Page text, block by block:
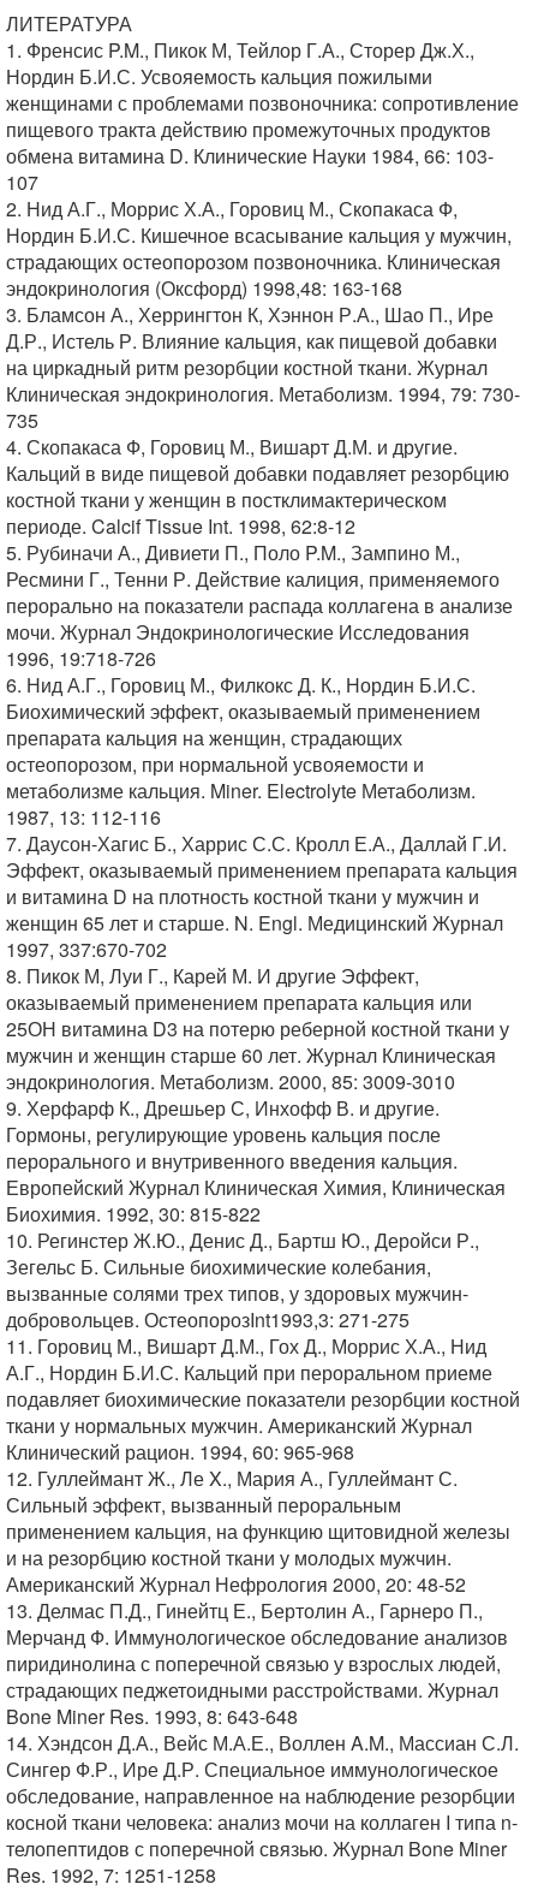
ЛИТЕРАТУРА
1. Френсис P.M., Пикок М, Тейлор Г.А., Сторер Дж.Х.,
Нордин Б.И.С. Усвояемость кальция пожилыми
женщинами с проблемами позвоночника: сопротивление
пищевого тракта действию промежуточных продуктов
обмена витамина D. Клинические Науки 1984, 66: 103-
107
2. Нид А.Г., Моррис Х.А., Горовиц М., Скопакаса Ф,
Нордин Б.И.С. Кишечное всасывание кальция у мужчин,
страдающих остеопорозом позвоночника. Клиническая
эндокринология (Оксфорд) 1998,48: 163-168
3. Бламсон А., Херрингтон К, Хэннон Р.А., Шао П., Ире
Д.Р., Истель Р. Влияние кальция, как пищевой добавки
на циркадный ритм резорбции костной ткани. Журнал
Клиническая эндокринология. Метаболизм. 1994, 79: 730-
735
4. Скопакаса Ф, Горовиц М., Вишарт Д.М. и другие.
Кальций в виде пищевой добавки подавляет резорбцию
костной ткани у женщин в постклимактерическом
периоде. Calcif Tissue Int. 1998, 62:8-12
5. Рубиначи А., Дивиети П., Поло P.M., Зампино М.,
Ресмини Г., Тенни Р. Действие калиция, применяемого
перорально на показатели распада коллагена в анализе
мочи. Журнал Эндокринологические Исследования
1996, 19:718-726
6. Нид А.Г., Горовиц М., Филкокс Д. К., Нордин Б.И.С.
Биохимический эффект, оказываемый применением
препарата кальция на женщин, страдающих
остеопорозом, при нормальной усвояемости и
метаболизме кальция. Miner. Electrolyte Метаболизм.
1987, 13: 112-116
7. Даусон-Хагис Б., Харрис С.С. Кролл Е.А., Даллай Г.И.
Эффект, оказываемый применением препарата кальция
и витамина D на плотность костной ткани у мужчин и
женщин 65 лет и старше. N. Engl. Медицинский Журнал
1997, 337:670-702
8. Пикок М, Луи Г., Карей М. И другие Эффект,
оказываемый применением препарата кальция или
25ОН витамина D3 на потерю реберной костной ткани у
мужчин и женщин старше 60 лет. Журнал Клиническая
эндокринология. Метаболизм. 2000, 85: 3009-3010
9. Херфарф К., Дрешьер С, Инхофф В. и другие.
Гормоны, регулирующие уровень кальция после
перорального и внутривенного введения кальция.
Европейский Журнал Клиническая Химия, Клиническая
Биохимия. 1992, 30: 815-822
10. Регинстер Ж.Ю., Денис Д., Бартш Ю., Деройси Р.,
Зегельс Б. Сильные биохимические колебания,
вызванные солями трех типов, у здоровых мужчин-
добровольцев. ОстеопорозInt1993,3: 271-275
11. Горовиц М., Вишарт Д.М., Гох Д., Моррис Х.А., Нид
А.Г., Нордин Б.И.С. Кальций при пероральном приеме
подавляет биохимические показатели резорбции костной
ткани у нормальных мужчин. Американский Журнал
Клинический рацион. 1994, 60: 965-968
12. Гуллеймант Ж., Ле X., Мария А., Гуллеймант С.
Сильный эффект, вызванный пероральным
применением кальция, на функцию щитовидной железы
и на резорбцию костной ткани у молодых мужчин.
Американский Журнал Нефрология 2000, 20: 48-52
13. Делмас П.Д., Гинейтц Е., Бертолин А., Гарнеро П.,
Мерчанд Ф. Иммунологическое обследование анализов
пиридинолина с поперечной связью у взрослых людей,
страдающих педжетоидными расстройствами. Журнал
Bone Miner Res. 1993, 8: 643-648
14. Хэндсон Д.А., Вейс М.А.Е., Воллен A.M., Массиан С.Л.
Сингер Ф.Р., Ире Д.Р. Специальное иммунологическое
обследование, направленное на наблюдение резорбции
косной ткани человека: анализ мочи на коллаген I типа n-
телопептидов с поперечной связью. Журнал Bone Miner
Res. 1992, 7: 1251-1258